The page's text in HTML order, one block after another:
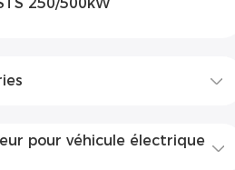
pour véhicule électrique